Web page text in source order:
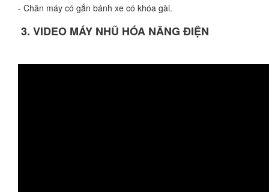
- Chân máy có gắn bánh xe có khóa gài.
3. VIDEO MÁY NHŨ HÓA NÂNG ĐIỆN